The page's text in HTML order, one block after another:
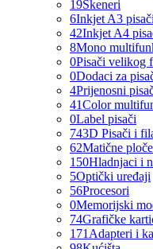
19Skeneri
6Inkjet A3 pisači
42Inkjet A4
8Mono
0Pisači velikog
0Dodaci za
4Prijenosni
41Color
0Label pisači
743D Pisači i
62Matične ploče
150Hladnjaci i
5Optički uređaji
56Procesori
0Memorijski
74Grafičke
171 Adapteri i